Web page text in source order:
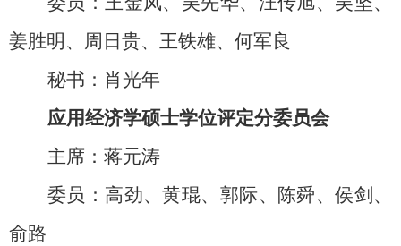
姜胜明、周日贵、王铁雄、何军良
秘书：肖光年
应用经济学硕士学位评定分委员会
主席：蒋元涛
委员：高劲、黄琨、郭际、陈舜、侯剑、
俞路